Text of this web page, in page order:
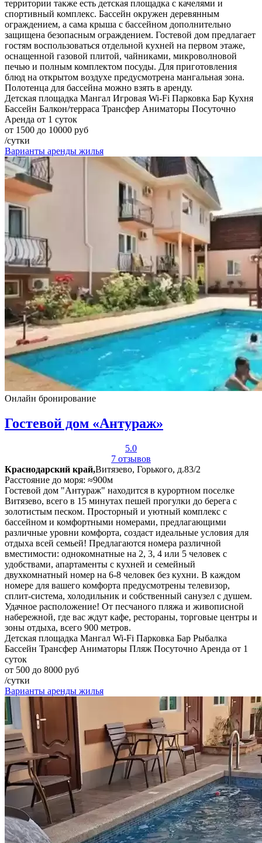
территории также есть детская площадка с качелями и
спортивный комплекс. Бассейн окружен деревянным
ограждением, а сама крыша с бассейном дополнительно
защищена безопасным ограждением. Гостевой дом предлагает
гостям воспользоваться отдельной кухней на первом этаже,
оснащенной газовой плитой, чайниками, микроволновой
печью и полным комплектом посуды. Для приготовления
блюд на открытом воздухе предусмотрена мангальная зона.
Полотенца для бассейна можно взять в аренду.
Детская площадка Мангал Игровая Wi-Fi Парковка Бар Кухня
Бассейн Балкон/терраса Трансфер Аниматоры Посуточно
Аренда от 1 суток
от 1500 до 10000 руб
/сутки
Варианты аренды жилья
Онлайн бронирование
Гостевой дом «Антураж»
5.0
7 отзывов
Краснодарский край,Витязево, Горького, д.83/2
Расстояние до моря: ≈900м
Гостевой дом "Антураж" находится в курортном поселке
Витязево, всего в 15 минутах пешей прогулки до берега с
золотистым песком. Просторный и уютный комплекс с
бассейном и комфортными номерами, предлагающими
различные уровни комфорта, создаст идеальные условия для
отдыха всей семьей! Предлагаются номера различной
вместимости: однокомнатные на 2, 3, 4 или 5 человек с
удобствами, апартаменты с кухней и семейный
двухкомнатный номер на 6-8 человек без кухни. В каждом
номере для вашего комфорта предусмотрены телевизор,
сплит-система, холодильник и собственный санузел с душем.
Удачное расположение! От песчаного пляжа и живописной
набережной, где вас ждут кафе, рестораны, торговые центры и
зоны отдыха, всего 900 метров.
Детская площадка Мангал Wi-Fi Парковка Бар Рыбалка
Бассейн Трансфер Аниматоры Пляж Посуточно Аренда от 1
суток
от 500 до 8000 руб
/сутки
Варианты аренды жилья